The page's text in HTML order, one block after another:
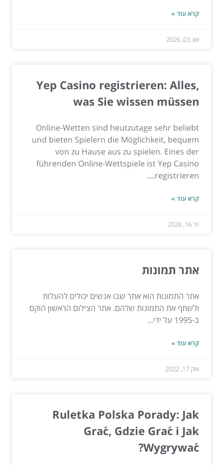
קרא עוד »
אוג 03, 2026
Yep Casino registrieren: Alles,
was Sie wissen müssen
Online-Wetten sind heutzutage sehr beliebt
und bieten Spielern die Möglichkeit, bequem
von zu Hause aus zu spielen. Eines der
führenden Online-Wettspiele ist Yep Casino
registrieren....
קרא עוד »
יול 16, 2026
אתר תמונות
אתר התמונות הוא אתר שבו אנשים יכולים להעלות
ולשתף את התמונות שלהם. אתר הצילום הראשון הוקם
ב-1995 על ידי...
קרא עוד »
אוק 17, 2022
Ruletka Polska Porady: Jak
Grać, Gdzie Grać i Jak
Wygrywać?